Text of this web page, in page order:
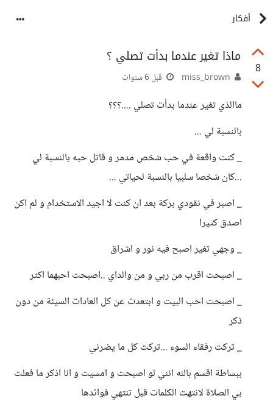
أفكار
8
ماذا تغير عندما بدأت تصلي ؟
قبل 6 سنوات
ماالذي تغير عندما بدأت تصلي ....؟؟؟
بالنسبة لي ...
_ كنت واقعة في حب شخص مدمر و قاتل حبه بالنسبة لي
...كان شخصا سلبيا بالنسبة لحياتي ...
_ اصبر في نقودي بركة بعد ان كنت لا اجيد الاستخدام و لم اكن
اصدق كثيرا
_ وجهي تغير اصبح فيه نور و اشراق
_ اصبحت اقرب من ربي و من والداي ..اصبحت احبهما اكثر
_ اصبحت احب البيت و ابتعدت عن كل العادات السيئة من دون
ذكر
_ تركت رفقاء السوء ...تركت كل ما يضرني
ببساطة اقسم بالله انني لو اصبحت و امسيت و انا اذكر ما فعلت
بي الصلاة لانتهت الكلمات قبل تنتهي فوائدها